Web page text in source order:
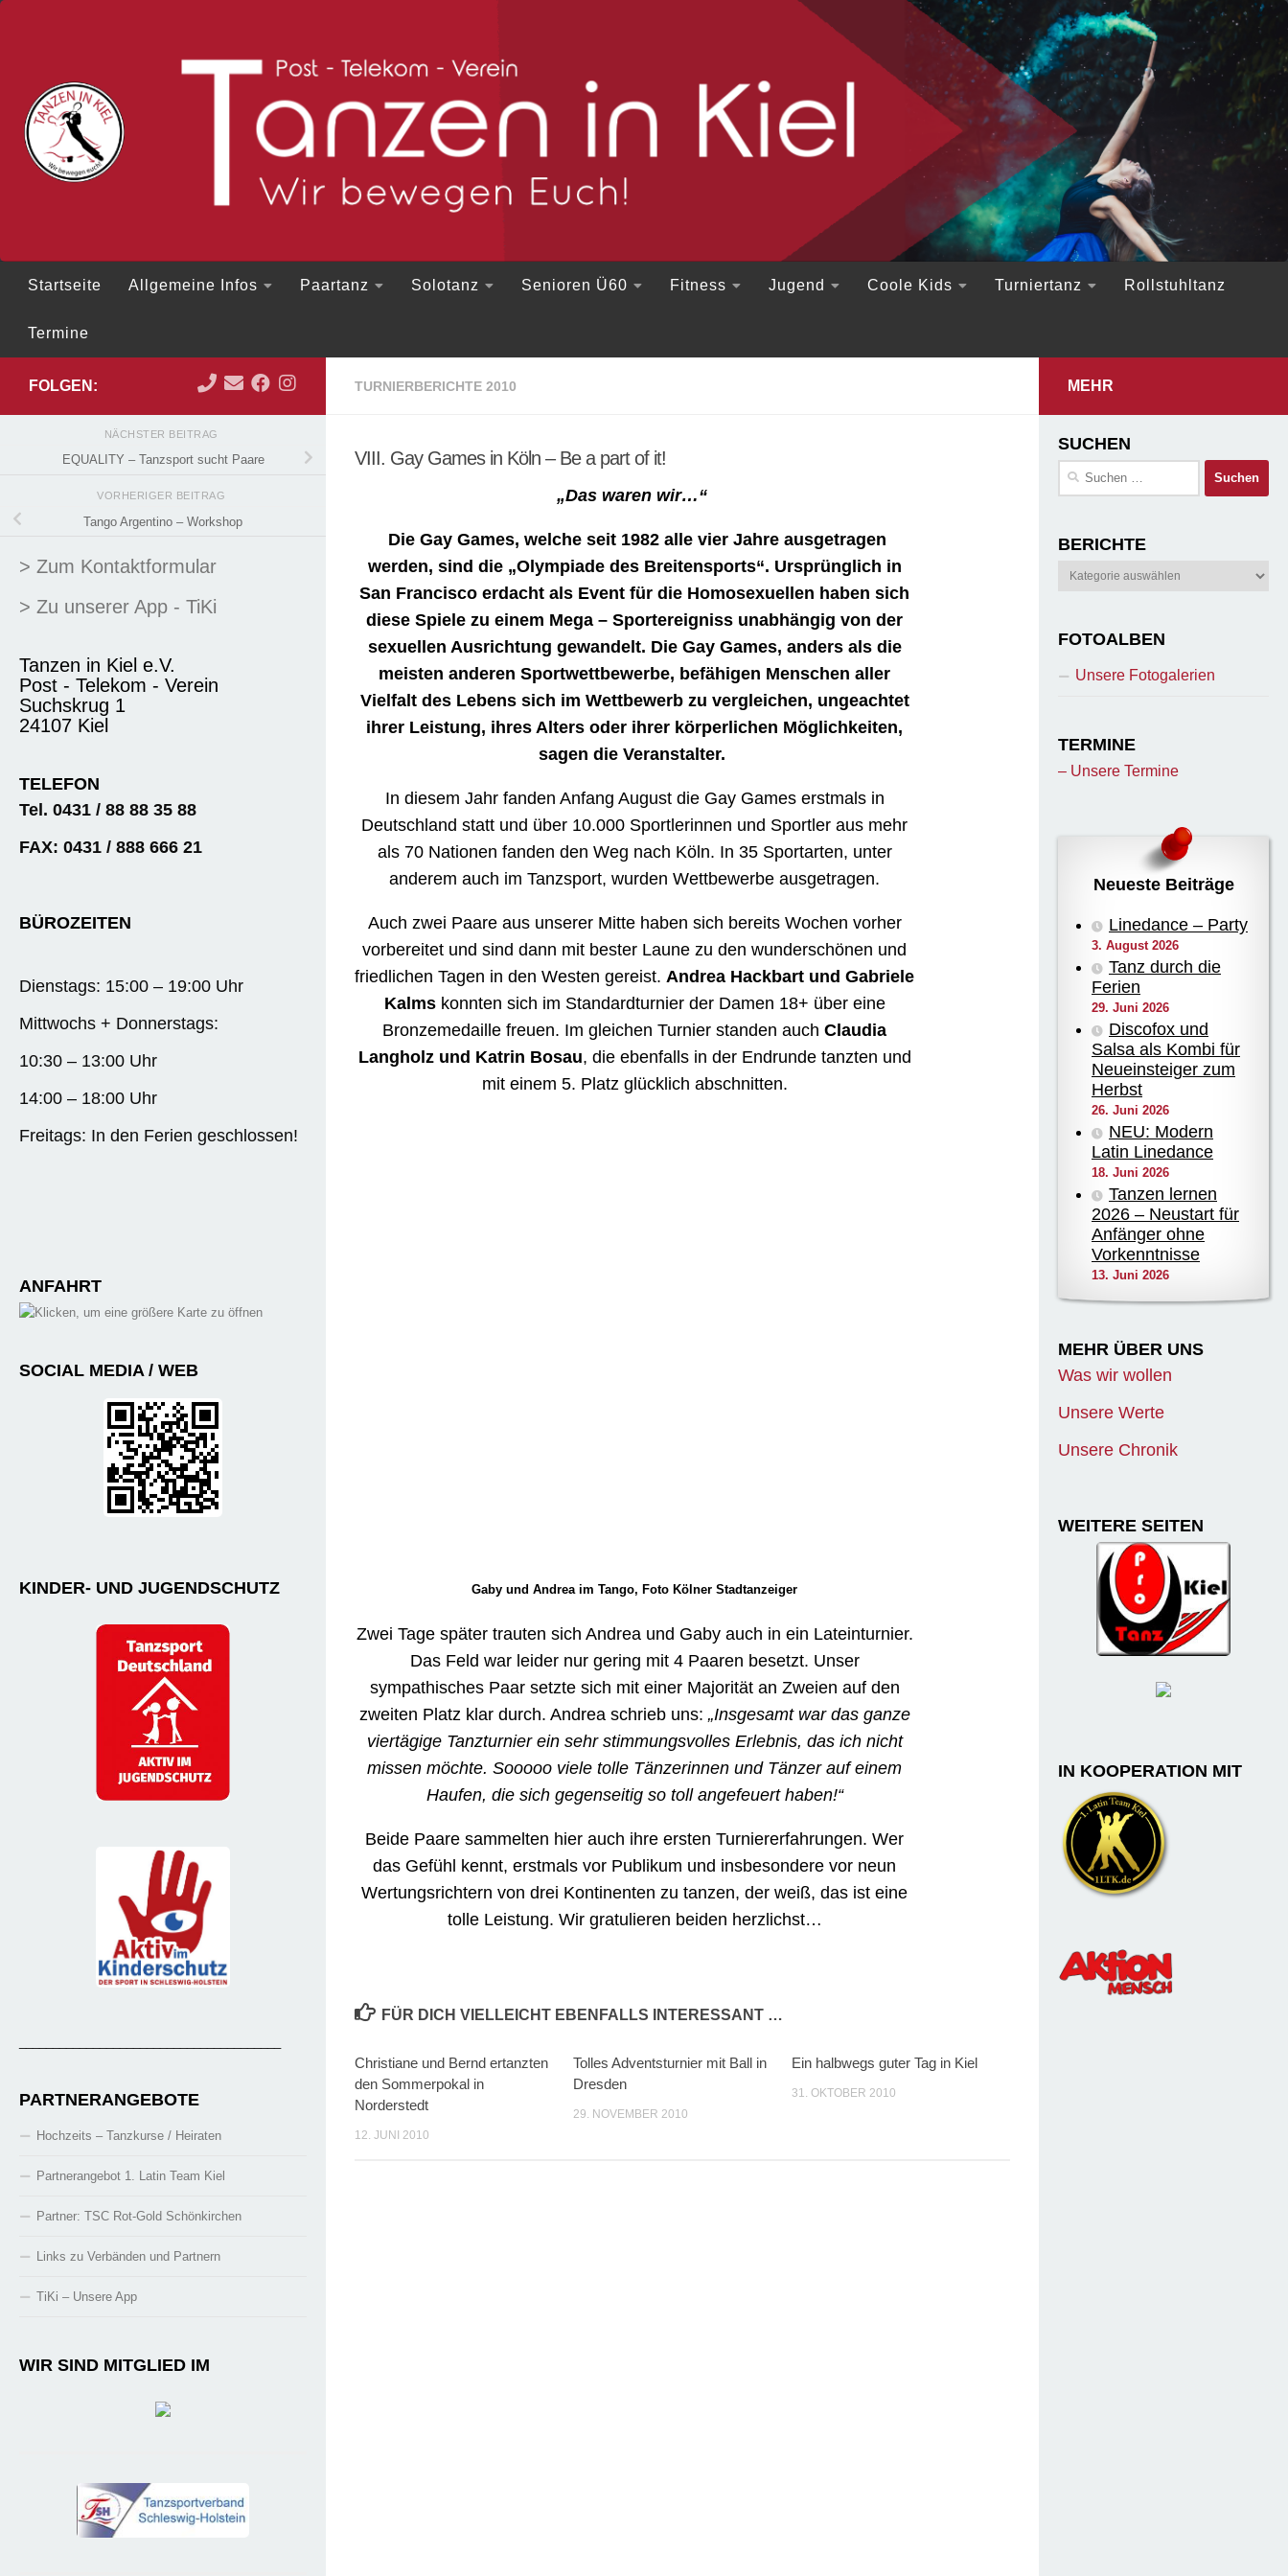
Startseite Allgemeine Infos Paartanz Solotanz Senioren Ü60 Fitness Jugend Coole Kids Turniertanz Rollstuhltanz
Termine
TURNIERBERICHTE 2010
VIII. Gay Games in Köln – Be a part of it!
„Das waren wir…“
Die Gay Games, welche seit 1982 alle vier Jahre ausgetragen
werden, sind die „Olympiade des Breitensports“. Ursprünglich in
San Francisco erdacht als Event für die Homosexuellen haben sich
diese Spiele zu einem Mega – Sportereigniss unabhängig von der
sexuellen Ausrichtung gewandelt. Die Gay Games, anders als die
meisten anderen Sportwettbewerbe, befähigen Menschen aller
Vielfalt des Lebens sich im Wettbewerb zu vergleichen, ungeachtet
ihrer Leistung, ihres Alters oder ihrer körperlichen Möglichkeiten,
sagen die Veranstalter.
In diesem Jahr fanden Anfang August die Gay Games erstmals in
Deutschland statt und über 10.000 Sportlerinnen und Sportler aus mehr
als 70 Nationen fanden den Weg nach Köln. In 35 Sportarten, unter
anderem auch im Tanzsport, wurden Wettbewerbe ausgetragen.
Auch zwei Paare aus unserer Mitte haben sich bereits Wochen vorher
vorbereitet und sind dann mit bester Laune zu den wunderschönen und
friedlichen Tagen in den Westen gereist. Andrea Hackbart und Gabriele
Kalmskonnten sich im Standardturnier der Damen 18+ über eine
Bronzemedaille freuen. Im gleichen Turnier standen auch Claudia
Langholz und Katrin Bosau, die ebenfalls in der Endrunde tanzten und
mit einem 5. Platz glücklich abschnitten.
Gaby und Andrea im Tango, Foto Kölner Stadtanzeiger
Zwei Tage später trauten sich Andrea und Gaby auch in ein Lateinturnier.
Das Feld war leider nur gering mit 4 Paaren besetzt. Unser
sympathisches Paar setzte sich mit einer Majorität an Zweien auf den
zweiten Platz klar durch. Andrea schrieb uns: „Insgesamt war das ganze
viertägige Tanzturnier ein sehr stimmungsvolles Erlebnis, das ich nicht
missen möchte. Sooooo viele tolle Tänzerinnen und Tänzer auf einem
Haufen, die sich gegenseitig so toll angefeuert haben!“
Beide Paare sammelten hier auch ihre ersten Turniererfahrungen. Wer
das Gefühl kennt, erstmals vor Publikum und insbesondere vor neun
Wertungsrichtern von drei Kontinenten zu tanzen, der weiß, das ist eine
tolle Leistung. Wir gratulieren beiden herzlichst…
FÜR DICH VIELLEICHT EBENFALLS INTERESSANT …
Christiane und Bernd ertanzten
den Sommerpokal in
Norderstedt
12. JUNI 2010
Tolles Adventsturnier mit Ball in
Dresden
29. NOVEMBER 2010
Ein halbwegs guter Tag in Kiel
31. OKTOBER 2010
FOLGEN:
NÄCHSTER BEITRAG
EQUALITY – Tanzsport sucht Paare
VORHERIGER BEITRAG
Tango Argentino – Workshop
> Zum Kontaktformular
> Zu unserer App - TiKi
Tanzen in Kiel e.V.
Post - Telekom - Verein
Suchskrug 1
24107 Kiel
TELEFON
Tel. 0431 / 88 88 35 88
FAX: 0431 / 888 666 21
BÜROZEITEN
Dienstags: 15:00 – 19:00 Uhr
Mittwochs + Donnerstags:
10:30 – 13:00 Uhr
14:00 – 18:00 Uhr
Freitags: In den Ferien geschlossen!
ANFAHRT
SOCIAL MEDIA / WEB
KINDER- UND JUGENDSCHUTZ
PARTNERANGEBOTE
Hochzeits – Tanzkurse / Heiraten
Partnerangebot 1. Latin Team Kiel
Partner: TSC Rot-Gold Schönkirchen
Links zu Verbänden und Partnern
TiKi – Unsere App
WIR SIND MITGLIED IM
MEHR
SUCHEN
Suchen
BERICHTE
Berichte
FOTOALBEN
Unsere Fotogalerien
TERMINE
– Unsere Termine
Neueste Beiträge
Linedance – Party
3. August 2026
Tanz durch die
Ferien
29. Juni 2026
Discofox und
Salsa als Kombi für
Neueinsteiger zum
Herbst
26. Juni 2026
NEU: Modern
Latin Linedance
18. Juni 2026
Tanzen lernen
2026 – Neustart für
Anfänger ohne
Vorkenntnisse
13. Juni 2026
MEHR ÜBER UNS
Was wir wollen
Unsere Werte
Unsere Chronik
WEITERE SEITEN
IN KOOPERATION MIT